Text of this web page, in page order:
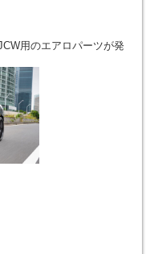
用のエアロパーツが発